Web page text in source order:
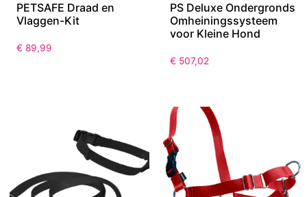
PETSAFE Draad en
Vlaggen-Kit
€ 89,99
PS Deluxe Ondergronds
Omheiningssysteem
voor Kleine Hond
€ 507,02